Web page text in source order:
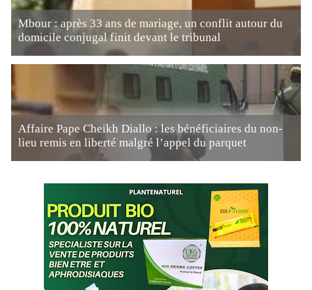
Mbour : après 33 ans de mariage, un conflit autour du
domicile conjugal finit devant le tribunal
Affaire Pape Cheikh Diallo : les bénéficiaires du non-
lieu remis en liberté malgré l’appel du parquet